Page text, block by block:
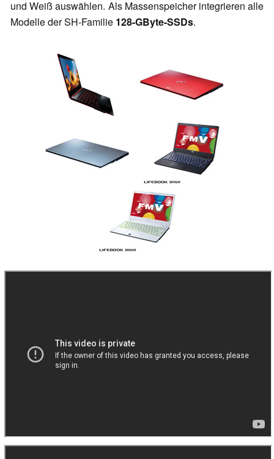
und Weiß auswählen. Als Massenspeicher integrieren alle
Modelle der SH-Familie 128-GByte-SSDs.